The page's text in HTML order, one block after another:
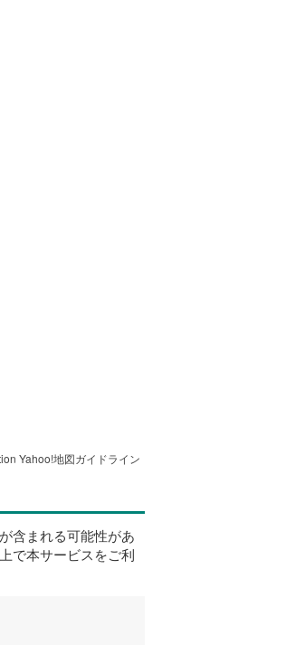
Yahoo!地図ガイドライン
含まれる可能性があ
で本サービスをご利